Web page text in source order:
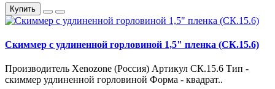
Купить
Скиммер с удлиненной горловиной 1,5" пленка (СК.15.6)
Производитель Xenozone (Россия) Артикул СК.15.6 Тип -
скиммер удлиненной горловиной Форма - квадрат..